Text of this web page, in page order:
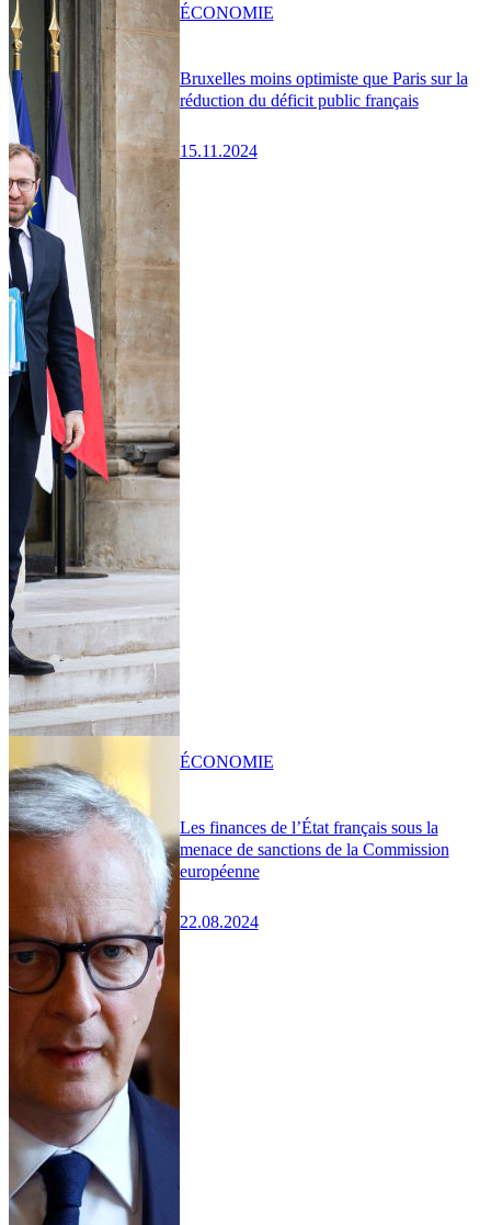
Bruxelles moins optimiste que Paris sur la
réduction du déficit public français
15.11.2024
ÉCONOMIE
Les finances de l’État français sous la
menace de sanctions de la Commission
européenne
22.08.2024
ÉCONOMIE